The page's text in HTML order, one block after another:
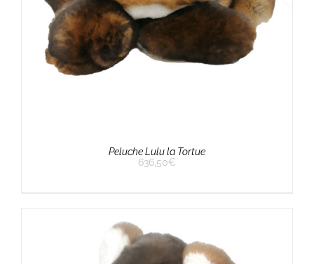
Peluche Lulu la Tortue
636,50€